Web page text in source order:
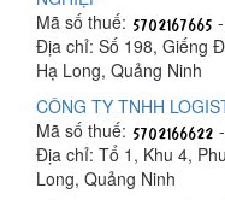
Mã số thuế:
Địa chỉ: Số 198, Giếng
Hạ Long, Quảng Ninh
CÔNG TY TNHH
Mã số thuế:
Địa chỉ: Tổ 1, Khu 4,
Long, Quảng Ninh